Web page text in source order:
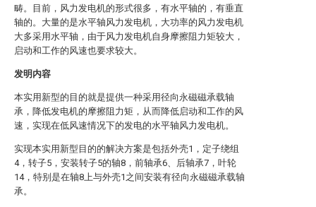
畴。目前，风力发电机的形式很多，有水平轴的，有垂直
轴的。大量的是水平轴风力发电机，大功率的风力发电机
大多采用水平轴，由于风力发电机自身摩擦阻力矩较大，
启动和工作的风速也要求较大。
发明内容
本实用新型的目的就是提供一种采用径向永磁磁承载轴
承，降低发电机的摩擦阻力矩，从而降低启动和工作的风
速，实现在低风速情况下的发电的水平轴风力发电机。
实现本实用新型目的的解决方案是包括外壳1，定子绕组
4，转子5，安装转子5的轴8，前轴承6、后轴承7，叶轮
14，特别是在轴8上与外壳1之间安装有径向永磁磁承载轴
承。